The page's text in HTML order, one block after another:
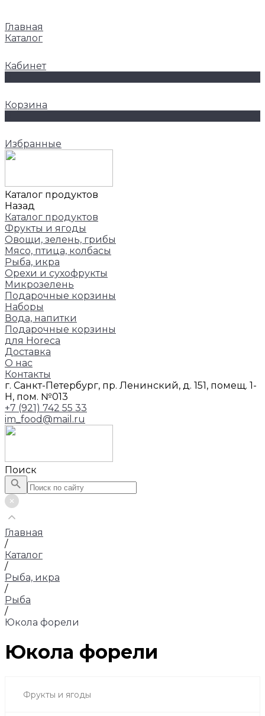
Главная
Каталог
Кабинет
Корзина
Избранные
Каталог продуктов
Назад
Каталог продуктов
Фрукты и ягоды
Овощи, зелень, грибы
Мясо, птица, колбасы
Рыба, икра
Орехи и сухофрукты
Микрозелень
Подарочные корзины
Наборы
Вода, напитки
Подарочные корзины
для Horeca
Доставка
О нас
Контакты
г. Санкт-Петербург, пр. Ленинский, д. 151, помещ. 1-
Н, пом. №013
+7 (921) 742 55 33
im_food@mail.ru
Поиск
Главная
/
Каталог
/
Рыба, икра
/
Рыба
/
Юкола форели
Юкола форели
Фрукты и ягоды